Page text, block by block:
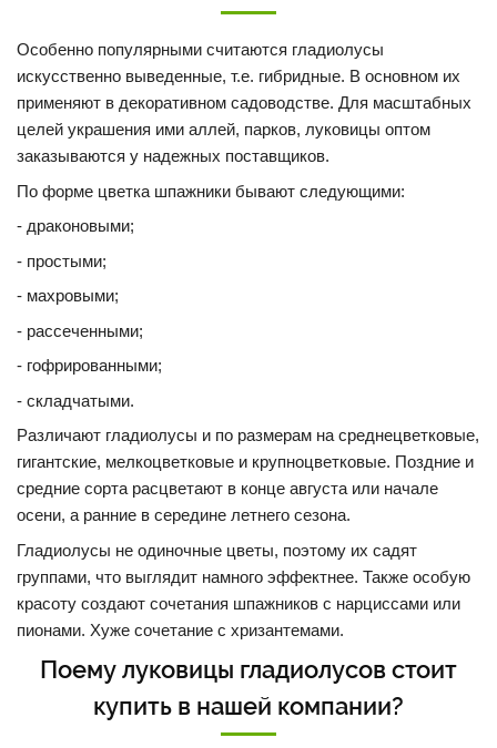
Особенно популярными считаются гладиолусы
искусственно выведенные, т.е. гибридные. В основном их
применяют в декоративном садоводстве. Для масштабных
целей украшения ими аллей, парков, луковицы оптом
заказываются у надежных поставщиков.
По форме цветка шпажники бывают следующими:
- драконовыми;
- простыми;
- махровыми;
- рассеченными;
- гофрированными;
- складчатыми.
Различают гладиолусы и по размерам на среднецветковые,
гигантские, мелкоцветковые и крупноцветковые. Поздние и
средние сорта расцветают в конце августа или начале
осени, а ранние в середине летнего сезона.
Гладиолусы не одиночные цветы, поэтому их садят
группами, что выглядит намного эффектнее. Также особую
красоту создают сочетания шпажников с нарциссами или
пионами. Хуже сочетание с хризантемами.
Поему луковицы гладиолусов стоит
купить в нашей компании?